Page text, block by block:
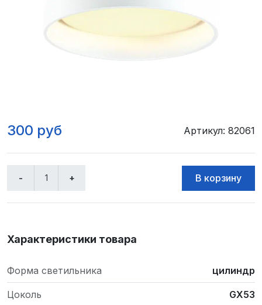
300 руб Артикул: 82061
Характеристики товара
Форма светильника цилиндр
Цоколь GX53